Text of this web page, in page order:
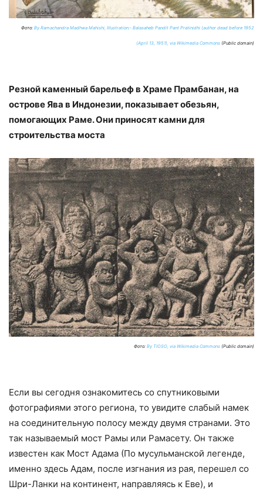
Фото: By Ramachandra Madhwa Mahishi, Illustration:- Balasaheb Pandit Pant Pratinidhi (author dead before 1952
(April 13, 1951), via Wikimedia Commons (Public domain)
Резной каменный барельеф в Храме Прамбанан, на
острове Ява в Индонезии, показывает обезьян,
помогающих Раме. Они приносят камни для
строительства моста
Фото: By TIOSO, via Wikimedia Commons (Public domain)
Если вы сегодня ознакомитесь со спутниковыми
фотографиями этого региона, то увидите слабый намек
на соединительную полосу между двумя странами. Это
так называемый мост Рамы или Рамасету. Он также
известен как Мост Адама (По мусульманской легенде,
именно здесь Адам, после изгнания из рая, перешел со
Шри-Ланки на континент, направляясь к Еве), и